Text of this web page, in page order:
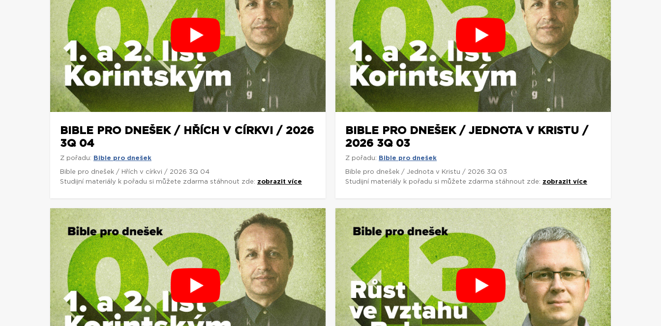
BIBLE PRO DNEŠEK / HŘÍCH V CÍRKVI / 2026
3Q 04
Z pořadu: Bible pro dnešek
Bible pro dnešek / Hřích v církvi / 2026 3Q 04
Studijní materiály k pořadu si můžete zdarma stáhnout zde: zobrazit více
BIBLE PRO DNEŠEK / JEDNOTA V KRISTU /
2026 3Q 03
Z pořadu: Bible pro dnešek
Bible pro dnešek / Jednota v Kristu / 2026 3Q 03
Studijní materiály k pořadu si můžete zdarma stáhnout zde: zobrazit více